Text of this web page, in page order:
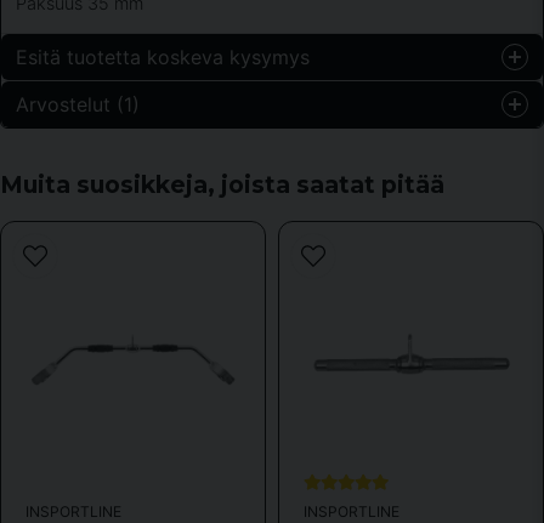
Esitä tuotetta koskeva kysymys
question
Kysy meiltä jotain tästä tuotteesta...
name
Nimi
Sähköpostiosoite
Arvostelut (1)
Laila
6 vuotta sitten
Mycket bra produkt, rekommenderas + snabb
leverans. Supernöjd.
Muita suosikkeja, joista saatat pitää
INSPORTLINE INSPORTLINE